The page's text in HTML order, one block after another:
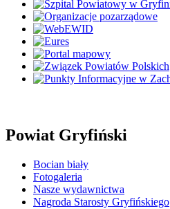
Powiat Gryfiński
Bocian biały
Fotogaleria
Nasze wydawnictwa
Nagroda Starosty Gryfińskiego